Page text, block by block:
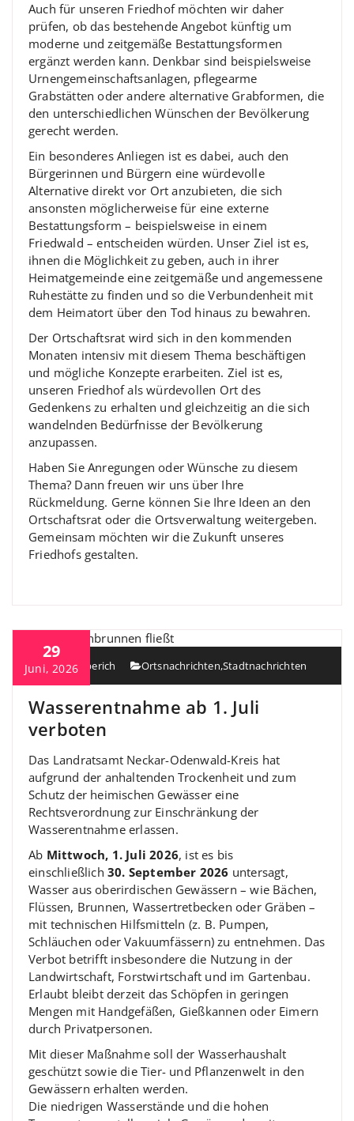
Auch für unseren Friedhof möchten wir daher
prüfen, ob das bestehende Angebot künftig um
moderne und zeitgemäße Bestattungsformen
ergänzt werden kann. Denkbar sind beispielsweise
Urnengemeinschaftsanlagen, pflegearme
Grabstätten oder andere alternative Grabformen, die
den unterschiedlichen Wünschen der Bevölkerung
gerecht werden.
Ein besonderes Anliegen ist es dabei, auch den
Bürgerinnen und Bürgern eine würdevolle
Alternative direkt vor Ort anzubieten, die sich
ansonsten möglicherweise für eine externe
Bestattungsform – beispielsweise in einem
Friedwald – entscheiden würden. Unser Ziel ist es,
ihnen die Möglichkeit zu geben, auch in ihrer
Heimatgemeinde eine zeitgemäße und angemessene
Ruhestätte zu finden und so die Verbundenheit mit
dem Heimatort über den Tod hinaus zu bewahren.
Der Ortschaftsrat wird sich in den kommenden
Monaten intensiv mit diesem Thema beschäftigen
und mögliche Konzepte erarbeiten. Ziel ist es,
unseren Friedhof als würdevollen Ort des
Gedenkens zu erhalten und gleichzeitig an die sich
wandelnden Bedürfnisse der Bevölkerung
anzupassen.
Haben Sie Anregungen oder Wünsche zu diesem
Thema? Dann freuen wir uns über Ihre
Rückmeldung. Gerne können Sie Ihre Ideen an den
Ortschaftsrat oder die Ortsverwaltung weitergeben.
Gemeinsam möchten wir die Zukunft unseres
Friedhofs gestalten.
29
Juni, 2026
Heiko Berberich Ortsnachrichten,Stadtnachrichten
Wasserentnahme ab 1. Juli
verboten
Das Landratsamt Neckar-Odenwald-Kreis hat
aufgrund der anhaltenden Trockenheit und zum
Schutz der heimischen Gewässer eine
Rechtsverordnung zur Einschränkung der
Wasserentnahme erlassen.
Ab Mittwoch, 1. Juli 2026, ist es bis
einschließlich 30. September 2026 untersagt,
Wasser aus oberirdischen Gewässern – wie Bächen,
Flüssen, Brunnen, Wassertretbecken oder Gräben –
mit technischen Hilfsmitteln (z. B. Pumpen,
Schläuchen oder Vakuumfässern) zu entnehmen. Das
Verbot betrifft insbesondere die Nutzung in der
Landwirtschaft, Forstwirtschaft und im Gartenbau.
Erlaubt bleibt derzeit das Schöpfen in geringen
Mengen mit Handgefäßen, Gießkannen oder Eimern
durch Privatpersonen.
Mit dieser Maßnahme soll der Wasserhaushalt
geschützt sowie die Tier- und Pflanzenwelt in den
Gewässern erhalten werden.
Die niedrigen Wasserstände und die hohen